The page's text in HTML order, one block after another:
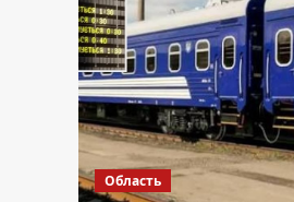
Область